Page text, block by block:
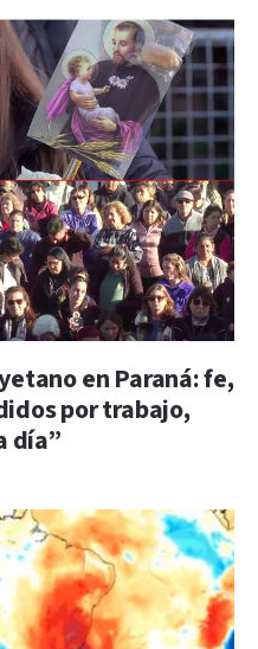
en Paraná: fe,
por trabajo,
día”